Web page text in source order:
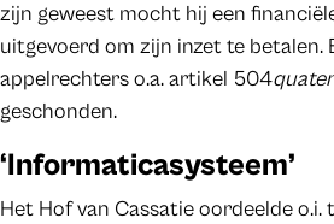
zijn geweest mocht hij een
uitgevoerd om zijn inzet te betalen.
appelrechters o.a. artikel 504quater
geschonden.
‘Informaticasysteem’
Het Hof van Cassatie oordeelde